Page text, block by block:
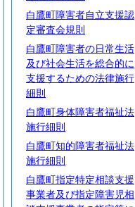
白鷹町障害者自立支援認
定審査会規則
白鷹町障害者の日常生活
及び社会生活を総合的に
支援するための法律施行
細則
白鷹町身体障害者福祉法
施行細則
白鷹町知的障害者福祉法
施行細則
白鷹町指定特定相談支援
事業者及び指定障害児相